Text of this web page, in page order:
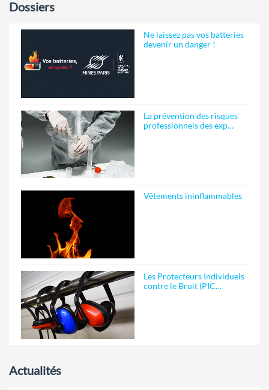
Dossiers
Ne laissez pas vos batteries
devenir un danger !
La prévention des risques
professionnels des exp…
Vêtements ininflammables
Les Protecteurs Individuels
contre le Bruit (PIC…
Actualités